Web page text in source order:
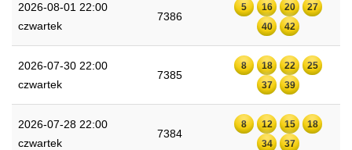
2026-08-01 22:00
czwartek
7386
5 16 20
27
40
42
2026-07-30 22:00
czwartek
7385
8 18 22
25
37
39
2026-07-28 22:00
czwartek
7384
8 12 15
18
34
37